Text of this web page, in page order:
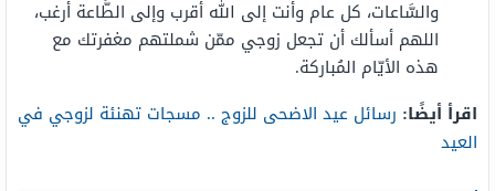
والسَّاعات، كل عام وأنت إلى الله أقرب وإلى الطَّاعة أرغب،
اللهم أسألك أن تجعل زوجي ممّن شملتهم مغفرتك مع
هذه الأيّام المُباركة.
اقرأ أيضًا: رسائل عيد الاضحى للزوج .. مسجات تهنئة لزوجي في
العيد